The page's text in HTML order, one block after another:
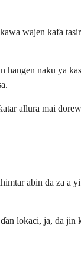
wajen kafa
naku ya
allura mai
abin da za a
lokaci, ja, da